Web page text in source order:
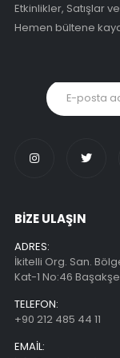
Etkinlikler, Satışlar
Hemen bültene
BİZE ULAŞIN
ADRES:
İkitelli Org. San.
Kat-1 No:46
TELEFON:
+90 212 485 44 11
EMAIL: